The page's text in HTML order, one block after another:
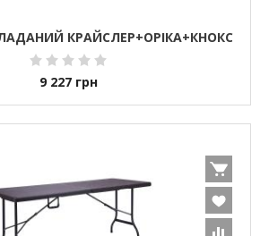
КРАЙСЛЕР+ОРІКА+КНОКС
9 227 грн